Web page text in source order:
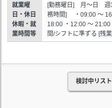
就業曜
日・休日
休暇・就
業時間等
[勤務曜日] 月～日 週
務時間] ・09:00 ～
18:00 ・12:00 ～
間/シフトに準ずる [残
検討中リス